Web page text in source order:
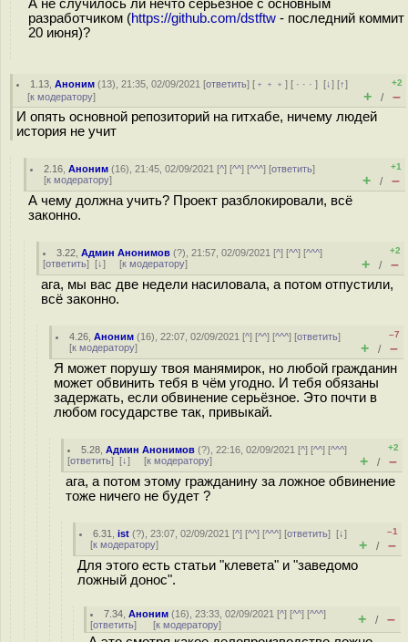
А не случилось ли нечто серьёзное с основным
разработчиком (https://github.com/dstftw - последний коммит
20 июня)?
1.13 ,Аноним (13), 21:35, 02/09/2021 [ответить] [ ﹢﹢﹢] [ · · ·][↓] [↑]
[к модератору]
+2
+ / –
И опять основной репозиторий на гитхабе, ничему людей
история не учит
2.16 ,Аноним (16), 21:45, 02/09/2021 [^] [^^] [^^^] [ответить]
[к модератору]
+1
+ / –
А чему должна учить? Проект разблокировали, всё
законно.
3.22 ,Админ Анонимов (?), 21:57, 02/09/2021 [^] [^^] [^^^]
[ответить] [↓] [к модератору]
+2
+ / –
ага, мы вас две недели насиловала, а потом отпустили,
всё законно.
4.26 ,Аноним (16), 22:07, 02/09/2021 [^] [^^] [^^^] [ответить]
[к модератору]
–7
+ / –
Я может порушу твоя манямирок, но любой гражданин
может обвинить тебя в чём угодно. И тебя обязаны
задержать, если обвинение серьёзное. Это почти в
любом государстве так, привыкай.
5.28 ,Админ Анонимов (?), 22:16, 02/09/2021 [^] [^^] [^^^]
[ответить] [↓] [к модератору]
+2
+ / –
ага, а потом этому гражданину за ложное обвинение
тоже ничего не будет ?
6.31 ,ist (?), 23:07, 02/09/2021 [^] [^^] [^^^] [ответить][↓]
[к модератору]
–1
+ / –
Для этого есть статьи "клевета" и "заведомо
ложный донос".
7.34 ,Аноним (16), 23:33, 02/09/2021 [^] [^^] [^^^]
[ответить] [к модератору] + / –